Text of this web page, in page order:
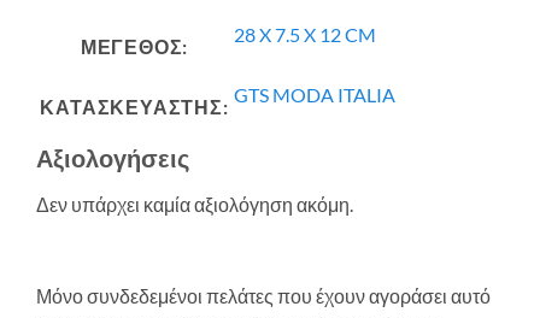
ΜΕΓΕΘΟΣ:
28 X 7.5 X 12 CM
ΚΑΤΑΣΚΕΥΑΣΤΗΣ:
GTS MODA ITALIA
Αξιολογήσεις
Δεν υπάρχει καμία αξιολόγηση ακόμη.
Μόνο συνδεδεμένοι πελάτες που έχουν αγοράσει αυτό